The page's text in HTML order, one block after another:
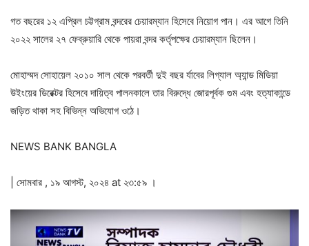
গত বছরের ১২ এপ্রিল চট্টগ্রাম বন্দরের চেয়ারম্যান হিসেবে নিয়োগ পান। এর আগে তিনি
২০২২ সালের ২৭ ফেব্রুয়ারি থেকে পায়রা বন্দর কর্তৃপক্ষের চেয়ারম্যান ছিলেন।
মোহাম্মদ সোহায়েল ২০১০ সাল থেকে পরবর্তী দুই বছর র্যাবের লিগ্যাল অ্যান্ড মিডিয়া
উইংয়ের ডিরেক্টর হিসেবে দায়িত্ব পালনকালে তার বিরুদ্ধে জোরপূর্বক গুম এবং হত্যাকান্ডে
জড়িত থাকা সহ বিভিন্ন অভিযোগ ওঠে।
NEWS BANK BANGLA
| সোমবার , ১৯ আগস্ট, ২০২৪ at ২৩:৫৯ ।